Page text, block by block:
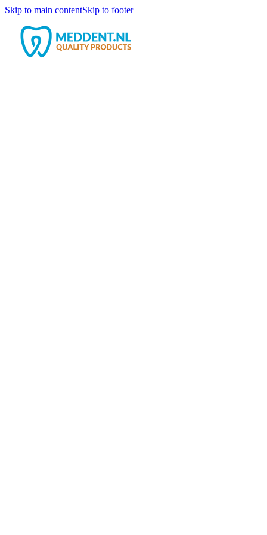
Skip to main contentSkip to footer